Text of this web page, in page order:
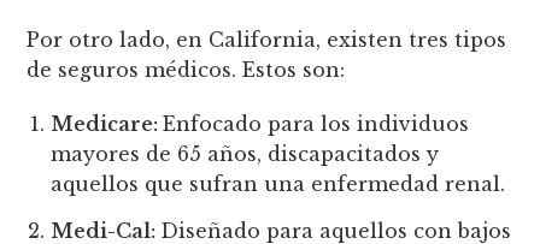
Por otro lado, en California, existen tres tipos
de seguros médicos. Estos son:
Medicare:Enfocado para los individuos
mayores de 65 años, discapacitados y
aquellos que sufran una enfermedad renal.
Medi-Cal: Diseñado para aquellos con bajos